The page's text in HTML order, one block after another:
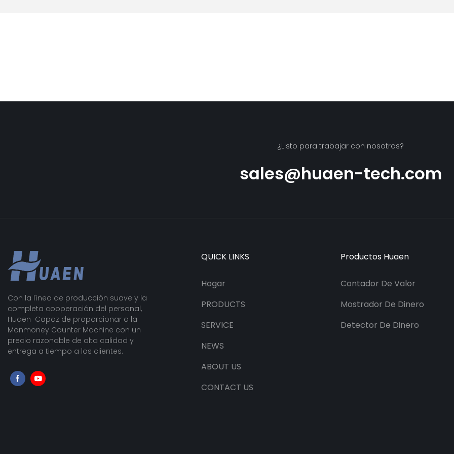
¿Listo para trabajar con nosotros?
sales@huaen-tech.com
Con la línea de producción suave y la
completa cooperación del personal,
Huaen Capaz de proporcionar a la
Monmoney Counter Machine con un
precio razonable de alta calidad y
entrega a tiempo a los clientes.
QUICK LINKS
Hogar
PRODUCTS
SERVICE
NEWS
ABOUT US
CONTACT US
Productos Huaen
Contador De Valor
Mostrador De Dinero
Detector De Dinero